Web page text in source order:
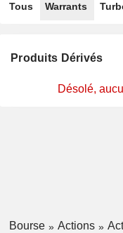
Tous Warrants
Produits Dérivés
Désolé,
Bourse Actions